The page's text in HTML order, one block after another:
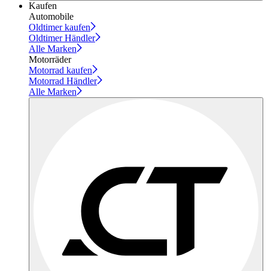
Kaufen
Automobile
Oldtimer kaufen
Oldtimer Händler
Alle Marken
Motorräder
Motorrad kaufen
Motorrad Händler
Alle Marken